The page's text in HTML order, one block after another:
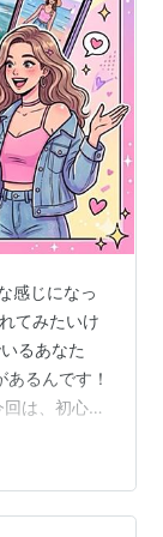
感じになっ
てみたいけ
るあなた
るんです！
は、初心者
底解説しち
アプリ？
TikTokなど